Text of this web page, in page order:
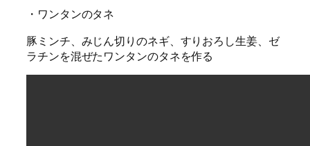
・ワンタンのタネ
豚ミンチ、みじん切りのネギ、すりおろし生姜、ゼ
ラチンを混ぜたワンタンのタネを作る